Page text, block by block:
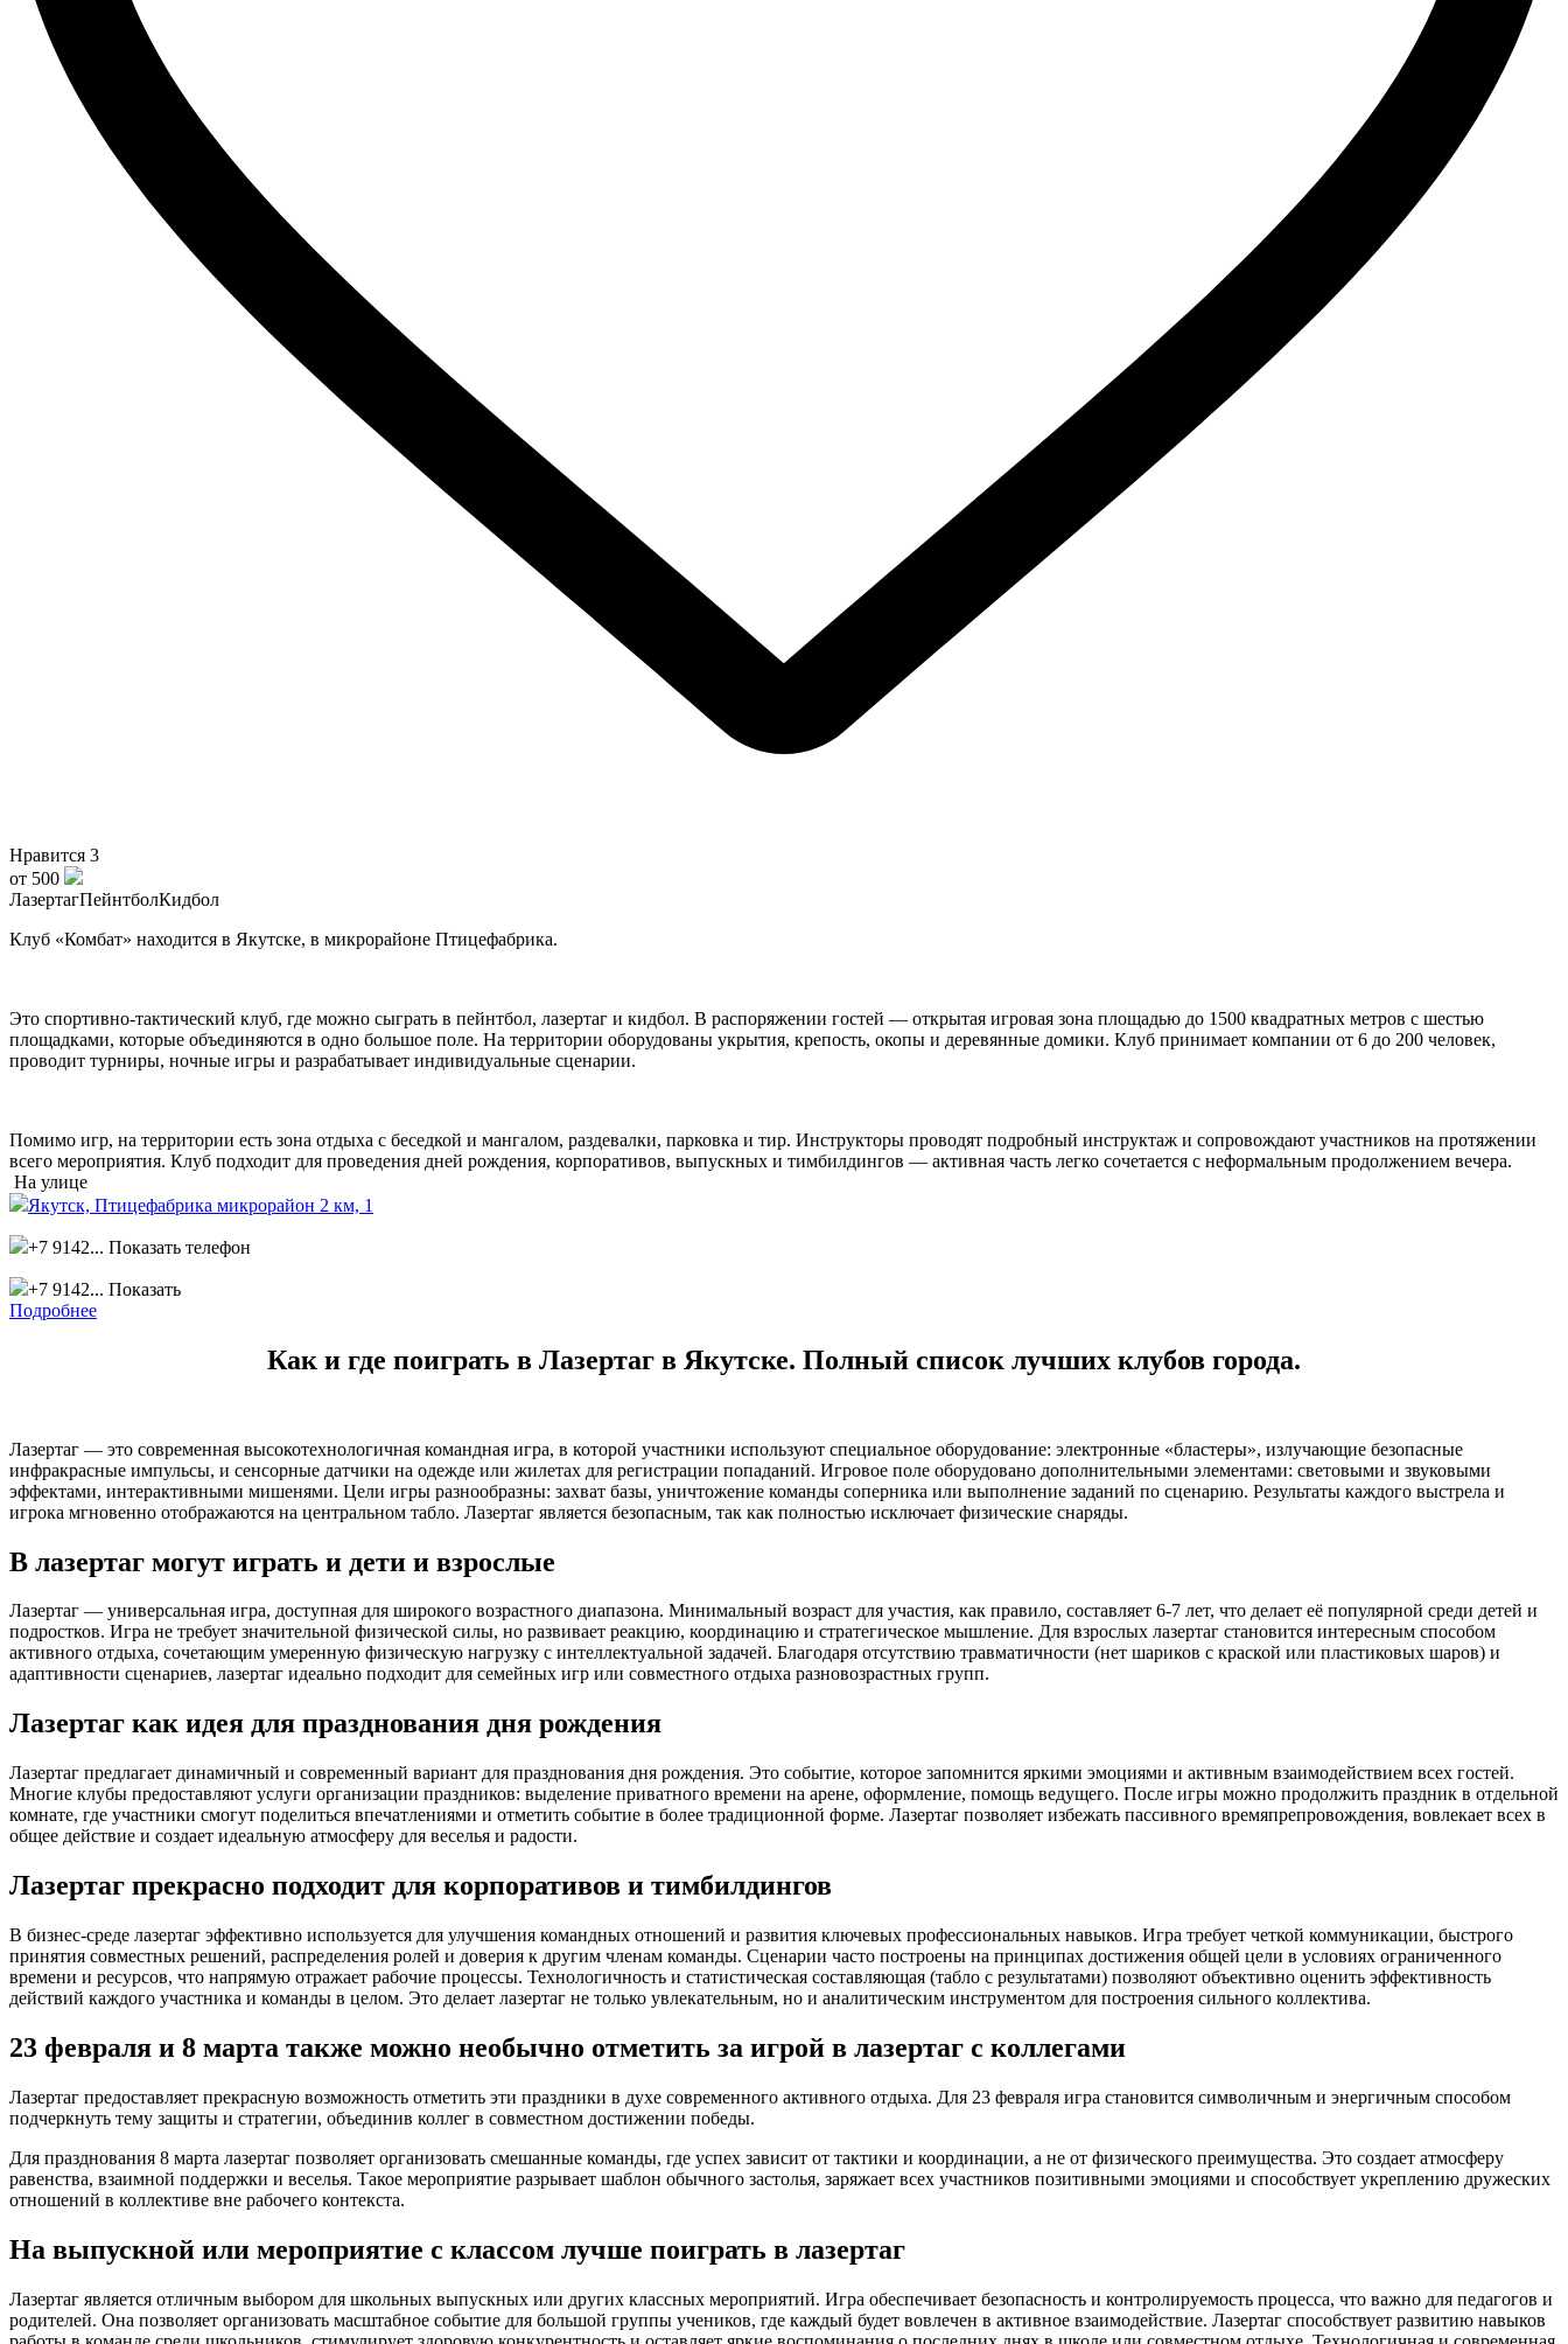
Нравится 3
от 500
ЛазертагПейнтболКидбол
Клуб «Комбат» находится в Якутске, в микрорайоне Птицефабрика.
Это спортивно-тактический клуб, где можно сыграть в пейнтбол, лазертаг и кидбол. В распоряжении гостей — открытая игровая зона площадью до 1500 квадратных метров с шестью
площадками, которые объединяются в одно большое поле. На территории оборудованы укрытия, крепость, окопы и деревянные домики. Клуб принимает компании от 6 до 200 человек,
проводит турниры, ночные игры и разрабатывает индивидуальные сценарии.
Помимо игр, на территории есть зона отдыха с беседкой и мангалом, раздевалки, парковка и тир. Инструкторы проводят подробный инструктаж и сопровождают участников на протяжении
всего мероприятия. Клуб подходит для проведения дней рождения, корпоративов, выпускных и тимбилдингов — активная часть легко сочетается с неформальным продолжением вечера.
На улице
Якутск, ​Птицефабрика микрорайон 2 км, 1
+7 9142... Показать телефон
+7 9142... Показать
Подробнее
Как и где поиграть в Лазертаг в Якутске. Полный список лучших клубов города.
Лазертаг — это современная высокотехнологичная командная игра, в которой участники используют специальное оборудование: электронные «бластеры», излучающие безопасные
инфракрасные импульсы, и сенсорные датчики на одежде или жилетах для регистрации попаданий. Игровое поле оборудовано дополнительными элементами: световыми и звуковыми
эффектами, интерактивными мишенями. Цели игры разнообразны: захват базы, уничтожение команды соперника или выполнение заданий по сценарию. Результаты каждого выстрела и
игрока мгновенно отображаются на центральном табло. Лазертаг является безопасным, так как полностью исключает физические снаряды.
В лазертаг могут играть и дети и взрослые
Лазертаг — универсальная игра, доступная для широкого возрастного диапазона. Минимальный возраст для участия, как правило, составляет 6-7 лет, что делает её популярной среди детей и
подростков. Игра не требует значительной физической силы, но развивает реакцию, координацию и стратегическое мышление. Для взрослых лазертаг становится интересным способом
активного отдыха, сочетающим умеренную физическую нагрузку с интеллектуальной задачей. Благодаря отсутствию травматичности (нет шариков с краской или пластиковых шаров) и
адаптивности сценариев, лазертаг идеально подходит для семейных игр или совместного отдыха разновозрастных групп.
Лазертаг как идея для празднования дня рождения
Лазертаг предлагает динамичный и современный вариант для празднования дня рождения. Это событие, которое запомнится яркими эмоциями и активным взаимодействием всех гостей.
Многие клубы предоставляют услуги организации праздников: выделение приватного времени на арене, оформление, помощь ведущего. После игры можно продолжить праздник в отдельной
комнате, где участники смогут поделиться впечатлениями и отметить событие в более традиционной форме. Лазертаг позволяет избежать пассивного времяпрепровождения, вовлекает всех в
общее действие и создает идеальную атмосферу для веселья и радости.
Лазертаг прекрасно подходит для корпоративов и тимбилдингов
В бизнес-среде лазертаг эффективно используется для улучшения командных отношений и развития ключевых профессиональных навыков. Игра требует четкой коммуникации, быстрого
принятия совместных решений, распределения ролей и доверия к другим членам команды. Сценарии часто построены на принципах достижения общей цели в условиях ограниченного
времени и ресурсов, что напрямую отражает рабочие процессы. Технологичность и статистическая составляющая (табло с результатами) позволяют объективно оценить эффективность
действий каждого участника и команды в целом. Это делает лазертаг не только увлекательным, но и аналитическим инструментом для построения сильного коллектива.
23 февраля и 8 марта также можно необычно отметить за игрой в лазертаг с коллегами
Лазертаг предоставляет прекрасную возможность отметить эти праздники в духе современного активного отдыха. Для 23 февраля игра становится символичным и энергичным способом
подчеркнуть тему защиты и стратегии, объединив коллег в совместном достижении победы.
Для празднования 8 марта лазертаг позволяет организовать смешанные команды, где успех зависит от тактики и координации, а не от физического преимущества. Это создает атмосферу
равенства, взаимной поддержки и веселья. Такое мероприятие разрывает шаблон обычного застолья, заряжает всех участников позитивными эмоциями и способствует укреплению дружеских
отношений в коллективе вне рабочего контекста.
На выпускной или мероприятие с классом лучше поиграть в лазертаг
Лазертаг является отличным выбором для школьных выпускных или других классных мероприятий. Игра обеспечивает безопасность и контролируемость процесса, что важно для педагогов и
родителей. Она позволяет организовать масштабное событие для большой группы учеников, где каждый будет вовлечен в активное взаимодействие. Лазертаг способствует развитию навыков